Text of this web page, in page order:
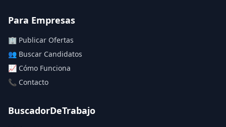
Para Empresas
🏢 Publicar Ofertas
👥 Buscar Candidatos
📈 Cómo Funciona
📞 Contacto
BuscadorDeTrabajo